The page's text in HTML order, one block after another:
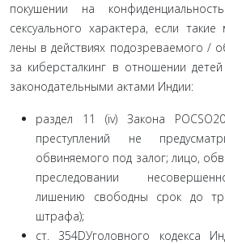
покушении на
сексуального характера, если
лены в действиях подозреваемого /
за киберсталкинг в отношении
законодательными актами Индии:
раздел 11 (iv) Закона
преступлений не
обвиняе­мого под залог; лицо,
преследо­вании
лишению свободны срок до
штрафа);
ст. 354DУголовного кодекса